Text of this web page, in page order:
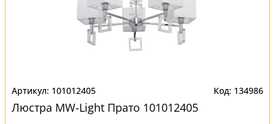
101012405 134986
Люстра MW-Light Прато 101012405